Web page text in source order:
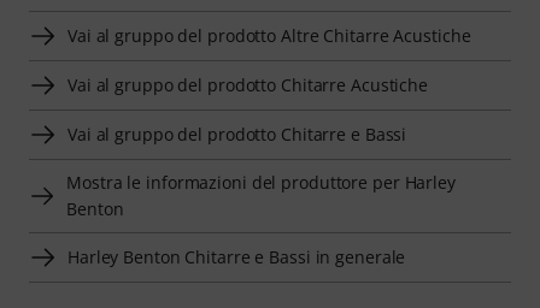
Vai al gruppo del prodotto Altre Chitarre Acustiche
Vai al gruppo del prodotto Chitarre Acustiche
Vai al gruppo del prodotto Chitarre e Bassi
Mostra le informazioni del produttore per Harley
Benton
Harley Benton Chitarre e Bassi in generale